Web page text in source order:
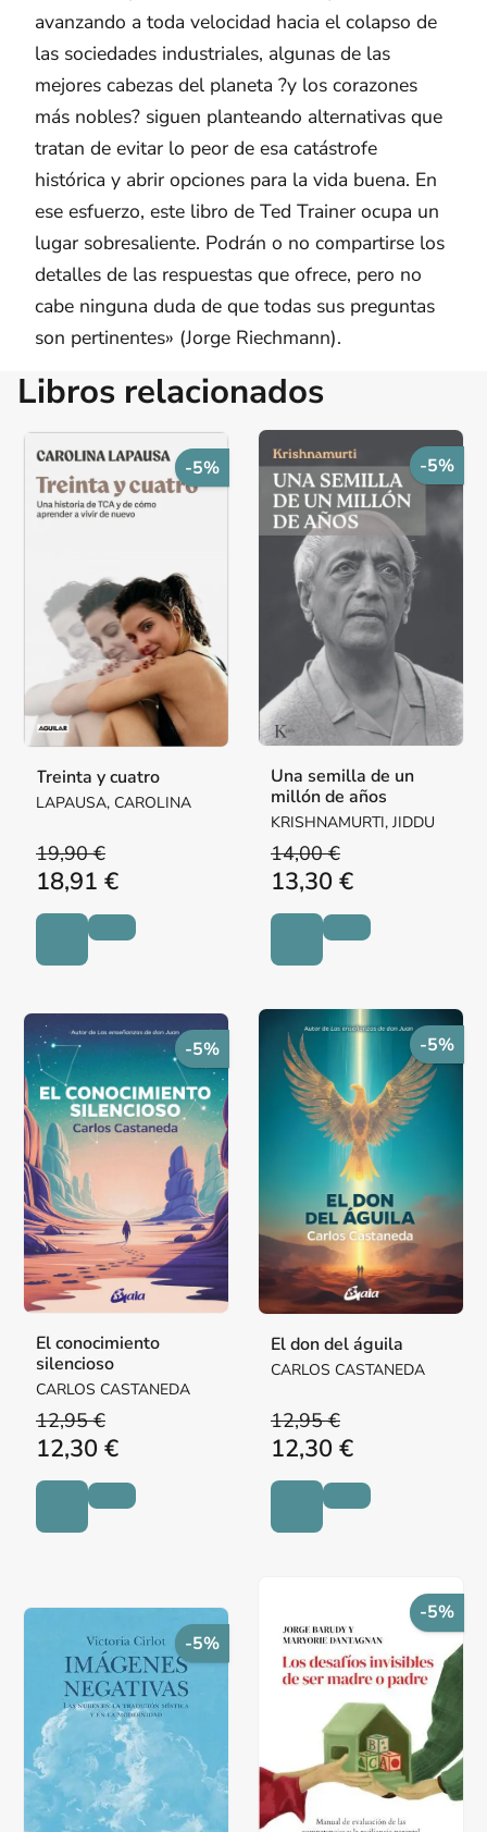
avanzando a toda velocidad hacia el colapso de
las sociedades industriales, algunas de las
mejores cabezas del planeta ?y los corazones
más nobles? siguen planteando alternativas que
tratan de evitar lo peor de esa catástrofe
histórica y abrir opciones para la vida buena. En
ese esfuerzo, este libro de Ted Trainer ocupa un
lugar sobresaliente. Podrán o no compartirse los
detalles de las respuestas que ofrece, pero no
cabe ninguna duda de que todas sus preguntas
son pertinentes» (Jorge Riechmann).
Libros relacionados
-5%
Treinta y cuatro
LAPAUSA, CAROLINA
19,90 €
18,91 €
-5%
Una semilla de un
millón de años
KRISHNAMURTI, JIDDU
14,00 €
13,30 €
-5%
El conocimiento
silencioso
CARLOS CASTANEDA
12,95 €
12,30 €
-5%
El don del águila
CARLOS CASTANEDA
12,95 €
12,30 €
-5%
-5%